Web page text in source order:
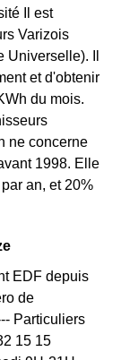
Il est
Varizois
Il
et d'obtenir
du mois.
ne concerne
1998. Elle
an, et 20%
EDF depuis
de
Particuliers
15 15